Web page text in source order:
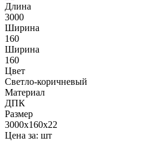
Длина
3000
Ширина
160
Ширина
160
Цвет
Светло-коричневый
Материал
ДПК
Размер
3000x160x22
Цена за: шт